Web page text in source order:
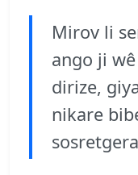
Mirov li
ango ji
dirize,
nikare